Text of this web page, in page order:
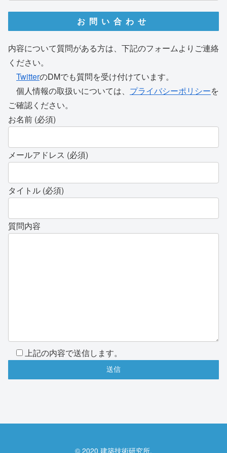
お問い合わせ
内容について質問がある方は、下記のフォームよりご連絡
ください。
TwitterのDMでも質問を受け付けています。
個人情報の取扱いについては、 プライバシーポリシーを
ご確認ください。
お名前 (必須)
メールアドレス (必須)
タイトル (必須)
質問内容
上記の内容で送信します。
© 2020 建築技術研究所.